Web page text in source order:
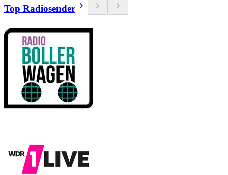
Top Radiosender